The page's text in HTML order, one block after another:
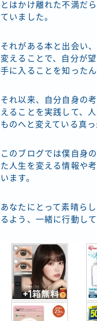
とはかけ離れた不満だ
ていました。
それがある本と出会い
変えることで、自分が
手に入ることを知ったん
それ以来、自分自身の
えることを実践して、
ものへと変えている真っ
このブログでは僕自身
た人生を変える情報や
います。
あなたにとって素晴ら
るよう、一緒に行動し